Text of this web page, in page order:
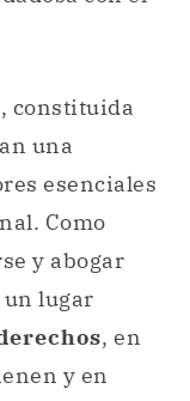
, constituida
una
esenciales
Como
y abogar
un lugar
, en
y en